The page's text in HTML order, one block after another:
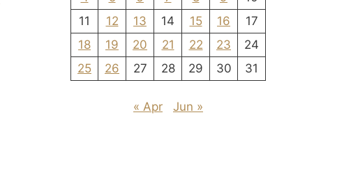
11
12 13 14 15 16
17
18
19 20 21 22 23
24
25
26 27 28 29 30 31
« Apr Jun »